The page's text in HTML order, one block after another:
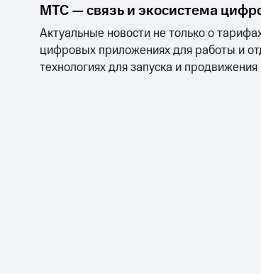
МТС — связь и экосистема
Актуальные новости не только о
цифровых приложениях для работы и
технологиях для запуска и